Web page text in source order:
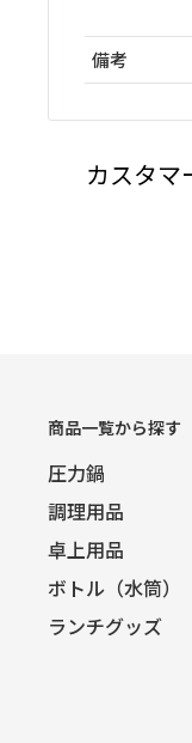
備考
カスタマ
商品一覧から探す
圧力鍋
調理用品
卓上用品
ボトル（水筒）
ランチグッズ